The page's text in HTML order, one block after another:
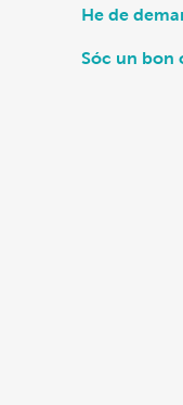
He de
Sóc un bon